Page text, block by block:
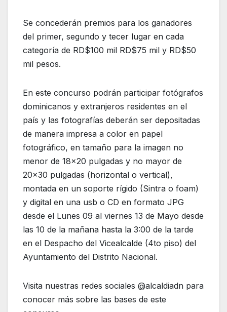
Se concederán premios para los ganadores
del primer, segundo y tecer lugar en cada
categoría de RD$100 mil RD$75 mil y RD$50
mil pesos.
En este concurso podrán participar fotógrafos
dominicanos y extranjeros residentes en el
país y las fotografías deberán ser depositadas
de manera impresa a color en papel
fotográfico, en tamaño para la imagen no
menor de 18×20 pulgadas y no mayor de
20×30 pulgadas (horizontal o vertical),
montada en un soporte rígido (Sintra o foam)
y digital en una usb o CD en formato JPG
desde el Lunes 09 al viernes 13 de Mayo desde
las 10 de la mañana hasta la 3:00 de la tarde
en el Despacho del Vicealcalde (4to piso) del
Ayuntamiento del Distrito Nacional.
Visita nuestras redes sociales @alcaldiadn para
conocer más sobre las bases de este